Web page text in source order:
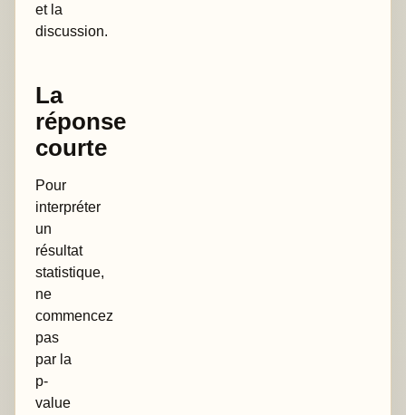
et la
discussion.
La
réponse
courte
Pour
interpréter
un
résultat
statistique,
ne
commencez
pas
par la
p-
value